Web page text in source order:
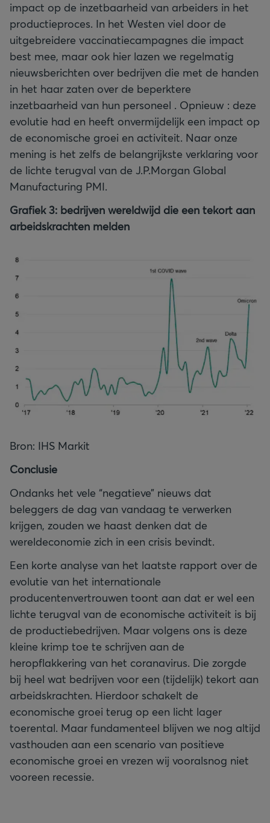
impact op de inzetbaarheid van arbeiders in het
productieproces. In het Westen viel door de
uitgebreidere vaccinatiecampagnes die impact
best mee, maar ook hier lazen we regelmatig
nieuwsberichten over bedrijven die met de handen
in het haar zaten over de beperktere
inzetbaarheid van hun personeel . Opnieuw : deze
evolutie had en heeft onvermijdelijk een impact op
de economische groei en activiteit. Naar onze
mening is het zelfs de belangrijkste verklaring voor
de lichte terugval van de J.P.Morgan Global
Manufacturing PMI.
Grafiek 3: bedrijven wereldwijd die een tekort aan
arbeidskrachten melden
Bron: IHS Markit
Conclusie
Ondanks het vele “negatieve” nieuws dat
beleggers de dag van vandaag te verwerken
krijgen, zouden we haast denken dat de
wereldeconomie zich in een crisis bevindt.
Een korte analyse van het laatste rapport over de
evolutie van het internationale
producentenvertrouwen toont aan dat er wel een
lichte terugval van de economische activiteit is bij
de productiebedrijven. Maar volgens ons is deze
kleine krimp toe te schrijven aan de
heropflakkering van het coranavirus. Die zorgde
bij heel wat bedrijven voor een (tijdelijk) tekort aan
arbeidskrachten. Hierdoor schakelt de
economische groei terug op een licht lager
toerental. Maar fundamenteel blijven we nog altijd
vasthouden aan een scenario van positieve
economische groei en vrezen wij vooralsnog niet
vooreen recessie.